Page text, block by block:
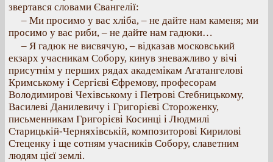
звертався словами Євангелії:
– Ми просимо у вас хліба, – не дайте нам каменя; ми
просимо у вас риби, – не дайте нам гадюки…
– Я гадюк не висвячую, – відказав московський
екзарх учасникам Собору, кинув зневажливо у вічі
присутнім у перших рядах академікам Агатангелові
Кримському і Сергієві Єфремову, професорам
Володимирові Чехівському і Петрові Стебницькому,
Василеві Данилевичу і Григорієві Стороженку,
письменникам Григорієві Косинці і Людмилі
Старицькій-Черняхівській, композиторові Кирилові
Стеценку і ще сотням учасників Собору, славетним
людям цієї землі.